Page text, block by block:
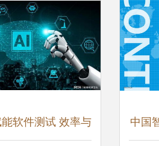
软件测试 效率与 中国